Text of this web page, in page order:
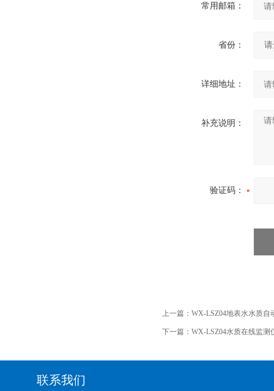
常用邮箱：
省份：
详细地址：
补充说明：
验证码：
上一篇： WX-LSZ04地表水水质自
下一篇： WX-LSZ04水质在线监测
联系我们